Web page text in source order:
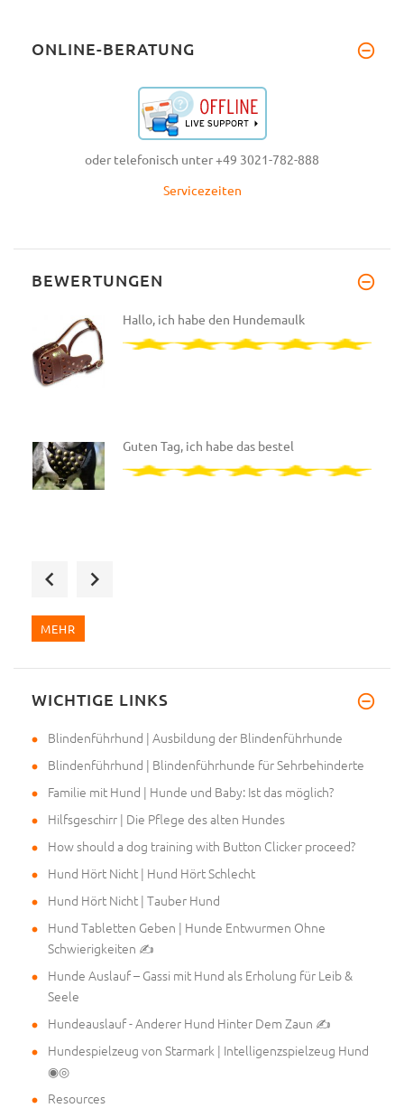
ONLINE-BERATUNG
oder telefonisch unter +49 3021-782-888
Servicezeiten
BEWERTUNGEN
Hallo, ich habe den Hundemaulk
Guten Tag, ich habe das bestel
Hallo, wir haben ein neues Ges
MEHR
WICHTIGE LINKS
Blindenführhund | Ausbildung der Blindenführhunde
Blindenführhund | Blindenführhunde für Sehrbehinderte
Familie mit Hund | Hunde und Baby: Ist das möglich?
Hilfsgeschirr | Die Pflege des alten Hundes
How should a dog training with Button Clicker proceed?
Hund Hört Nicht | Hund Hört Schlecht
Hund Hört Nicht | Tauber Hund
Hund Tabletten Geben | Hunde Entwurmen Ohne
Schwierigkeiten ✍
Hunde Auslauf – Gassi mit Hund als Erholung für Leib &
Seele
Hundeauslauf - Anderer Hund Hinter Dem Zaun ✍
Hundespielzeug von Starmark | Intelligenzspielzeug Hund
◉◎
Resources